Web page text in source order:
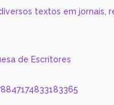
textos em jornais,
de Escritores